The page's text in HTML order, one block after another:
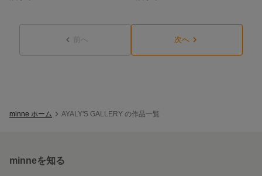
前へ 次へ
minne ホーム AYALY'S GALLERY の作品一覧
minneを知る